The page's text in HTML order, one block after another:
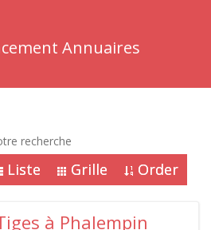
Annuaires
recherche
Liste Grille Order
à Phalempin